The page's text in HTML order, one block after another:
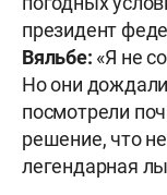
президент
Вяльбе: «Я не
Но они
посмотрели
решение, что
легендарная